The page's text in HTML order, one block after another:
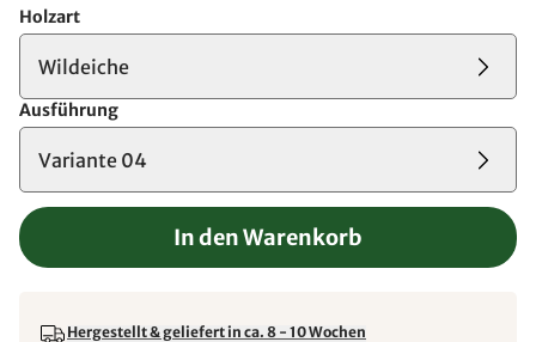
Holzart
Wildeiche
Ausführung
Variante 04
In den Warenkorb
Hergestellt & geliefert in ca. 8 - 10 Wochen